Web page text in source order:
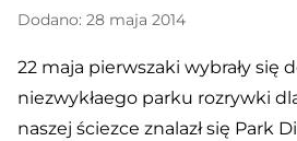
Komunikaty
Szkoła
Dokumenty
Dodano: 28 maja 2014
22 maja pierwszaki wybrały się
niezwykłaego parku rozrywki
naszej ściezce znalazł się Park